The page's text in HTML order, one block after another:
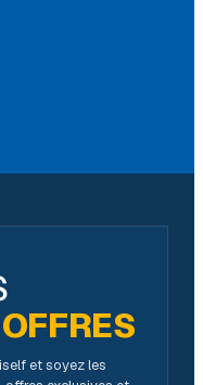
et soyez les